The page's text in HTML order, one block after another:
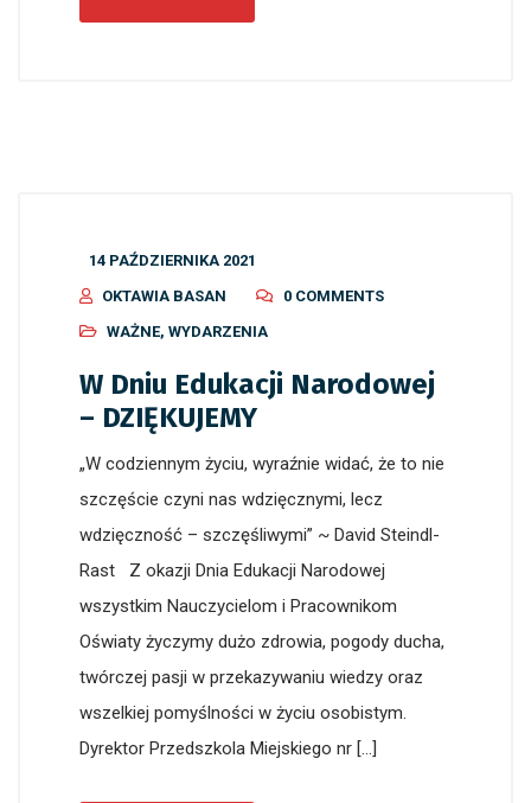
14 PAŹDZIERNIKA 2021
OKTAWIA BASAN
0 COMMENTS
WAŻNE, WYDARZENIA
W Dniu Edukacji Narodowej
– DZIĘKUJEMY
„W codziennym życiu, wyraźnie widać, że to nie
szczęście czyni nas wdzięcznymi, lecz
wdzięczność – szczęśliwymi” ~ David Steindl-
Rast Z okazji Dnia Edukacji Narodowej
wszystkim Nauczycielom i Pracownikom
Oświaty życzymy dużo zdrowia, pogody ducha,
twórczej pasji w przekazywaniu wiedzy oraz
wszelkiej pomyślności w życiu osobistym.
Dyrektor Przedszkola Miejskiego nr […]